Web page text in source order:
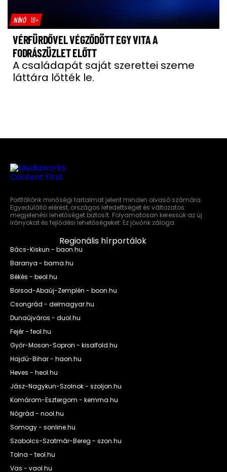
NÍNÓ 18+
VÉRFÜRDŐVEL VÉGZŐDÖTT EGY VITA A
FODRÁSZÜZLET ELŐTT
A családapát saját szerettei szeme
láttára lőtték le.
Portfóliónk minőségi tartalmat jelent minden olvasó számára.
Egyedülálló elérést, országos lefedettséget és változatos
megjelenési lehetőséget biztosít. Folyamatosan keressük az új
irányokat és fejlődési lehetőségeket. Ez jövőnk záloga.
Regionális hírportálok
Bács-Kiskun - baon.hu
Baranya - bama.hu
Békés - beol.hu
Borsod-Abaúj-Zemplén - boon.hu
Csongrád - delmagyar.hu
Dunaújváros - duol.hu
Fejér - feol.hu
Győr-Moson-Sopron - kisalfold.hu
Hajdú-Bihar - haon.hu
Heves - heol.hu
Jász-Nagykun-Szolnok - szoljon.hu
Komárom-Esztergom - kemma.hu
Nógrád - nool.hu
Somogy - sonline.hu
Szabolcs-Szatmár-Bereg - szon.hu
Tolna - teol.hu
Vas - vaol.hu